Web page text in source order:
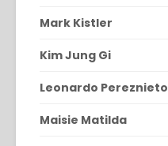
Mark Kistler
Kim Jung Gi
Leonardo Pereznieto
Maisie Matilda